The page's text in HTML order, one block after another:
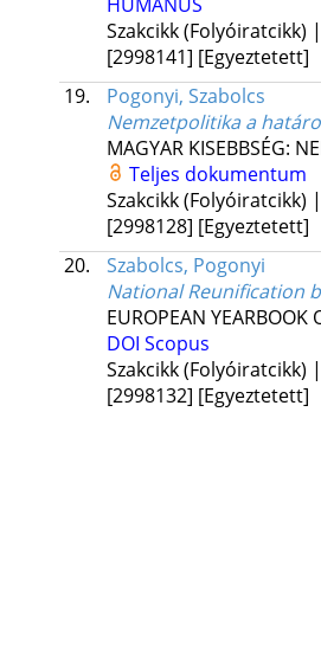
HUMANUS
Szakcikk (Folyóiratcikk)
[2998141] [Egyeztetett]
19.
Pogonyi, Szabolcs
Nemzetpolitika a
MAGYAR KISEBBSÉG:
Teljes dokumentum
Szakcikk (Folyóiratcikk)
[2998128] [Egyeztetett]
20.
Szabolcs, Pogonyi
National Reunification
EUROPEAN YEARBOOK
DOI Scopus
Szakcikk (Folyóiratcikk)
[2998132] [Egyeztetett]